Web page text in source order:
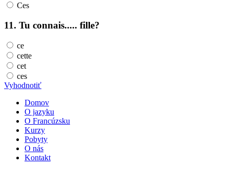
Ces
11. Tu connais..... fille?
ce
cette
cet
ces
Vyhodnotiť
Domov
O jazyku
O Francúzsku
Kurzy
Pobyty
O nás
Kontakt